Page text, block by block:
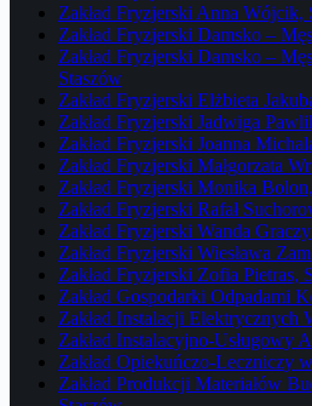
Zakład Fryzjerski Anna Wójcik,
Zakład Fryzjerski Damsko –
Zakład Fryzjerski Damsko –
Staszów
Zakład Fryzjerski Elżbieta
Zakład Fryzjerski Jadwiga
Zakład Fryzjerski Joanna
Zakład Fryzjerski Małgorzata
Zakład Fryzjerski Monika
Zakład Fryzjerski Rafał
Zakład Fryzjerski Wanda
Zakład Fryzjerski Wiesława
Zakład Fryzjerski Zofia Pietras,
Zakład Gospodarki Odpadami
Zakład Instalacji Elektrycznych
Zakład Instalacyjno-Usługowy
Zakład Opiekuńczo-Leczniczy
Zakład Produkcji Materiałów